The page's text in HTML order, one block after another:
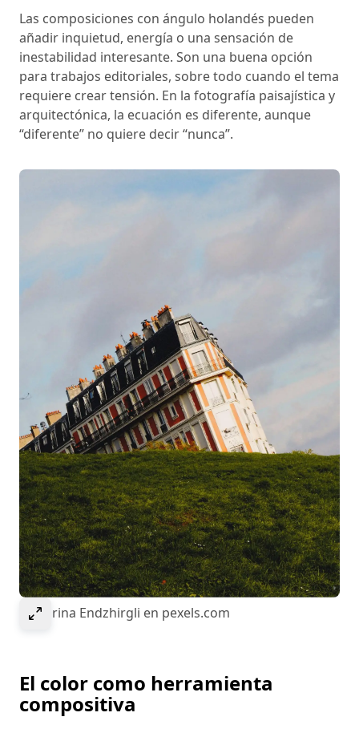
Las composiciones con ángulo holandés pueden
añadir inquietud, energía o una sensación de
inestabilidad interesante. Son una buena opción
para trabajos editoriales, sobre todo cuando el tema
requiere crear tensión. En la fotografía paisajística y
arquitectónica, la ecuación es diferente, aunque
“diferente” no quiere decir “nunca”.
Select to expand image
© Marina Endzhirgli en pexels.com
El color como herramienta
compositiva